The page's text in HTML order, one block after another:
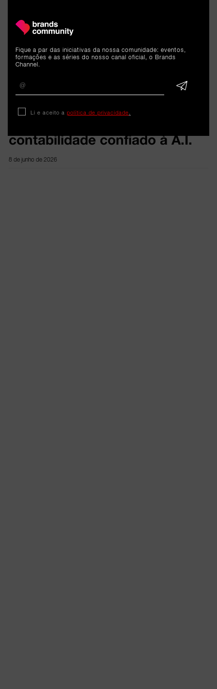
ARTIGOS
RELACIONADOS
Reportagem
contabilidade confiado à A.I.
8 de junho de 2026
Fique a par das iniciativas da nossa comunidade: eventos,
formações e as séries do nosso canal oficial, o Brands
Channel.
Li e aceito a política de privacidade.